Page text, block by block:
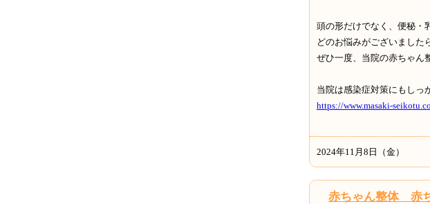
頭の形だけでなく、便秘・
どのお悩みがございました
ぜひ一度、当院の赤ちゃん
当院は感染症対策にもしっ
https://www.masaki-
2024年11月8日（金）
赤ちゃん整体